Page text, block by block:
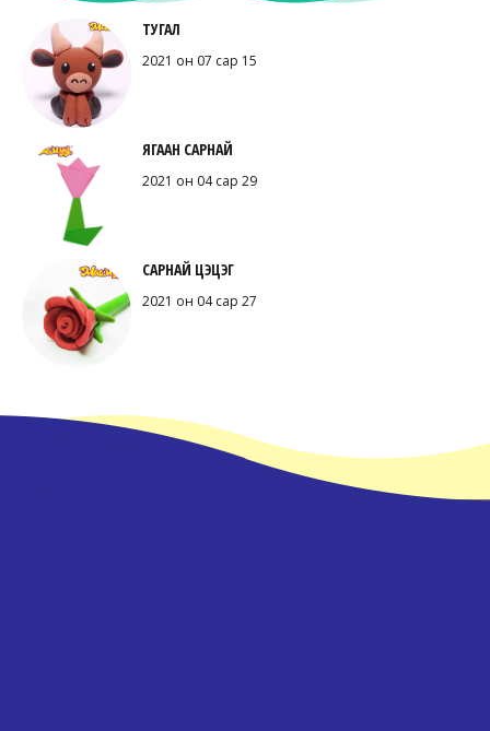
ТУГАЛ
2021 он 07 сар 15
ЯГААН САРНАЙ
2021 он 04 сар 29
САРНАЙ ЦЭЦЭГ
2021 он 04 сар 27